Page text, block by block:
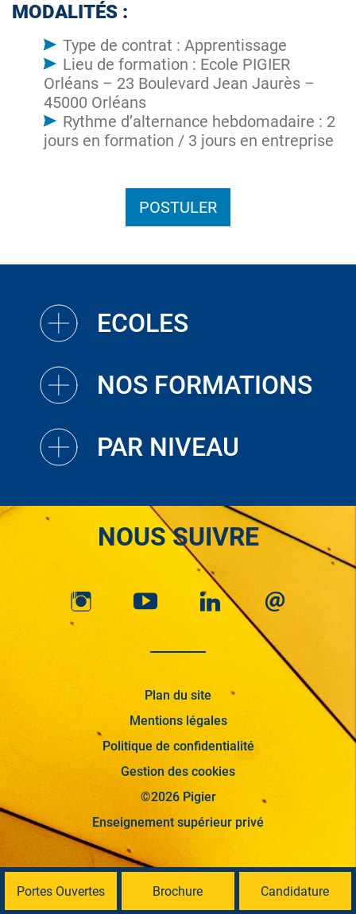
MODALITÉS :
Type de contrat : Apprentissage
Lieu de formation : Ecole PIGIER
Orléans – 23 Boulevard Jean Jaurès –
45000 Orléans
Rythme d’alternance hebdomadaire : 2
jours en formation / 3 jours en entreprise
POSTULER
ECOLES
NOS FORMATIONS
PAR NIVEAU
NOUS SUIVRE
Plan du site
Mentions légales
Politique de confidentialité
Gestion des cookies
©2026 Pigier
Enseignement supérieur privé
Portes Ouvertes Brochure Candidature